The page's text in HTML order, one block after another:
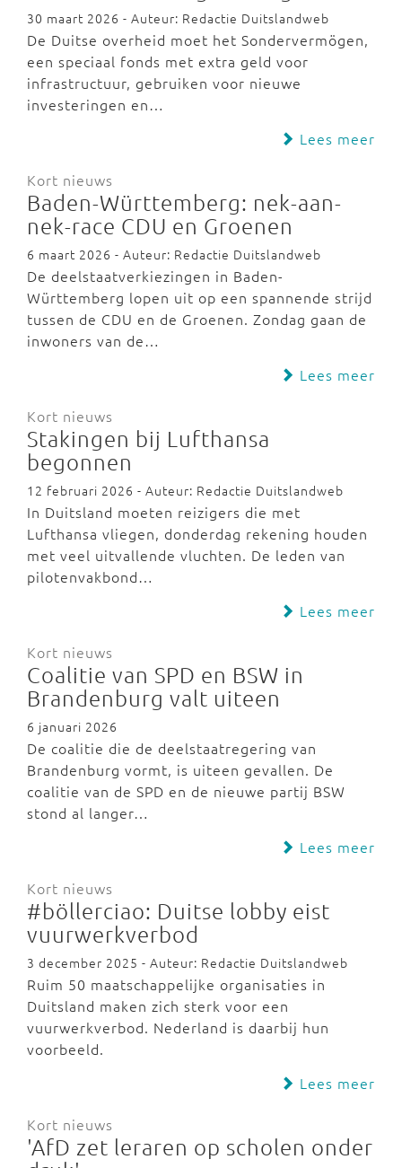
30 maart 2026 - Auteur: Redactie Duitslandweb
De Duitse overheid moet het Sondervermögen,
een speciaal fonds met extra geld voor
infrastructuur, gebruiken voor nieuwe
investeringen en…
Lees meer
Kort nieuws
Baden-Württemberg: nek-aan-
nek-race CDU en Groenen
6 maart 2026 - Auteur: Redactie Duitslandweb
De deelstaatverkiezingen in Baden-
Württemberg lopen uit op een spannende strijd
tussen de CDU en de Groenen. Zondag gaan de
inwoners van de…
Lees meer
Kort nieuws
Stakingen bij Lufthansa
begonnen
12 februari 2026 - Auteur: Redactie Duitslandweb
In Duitsland moeten reizigers die met
Lufthansa vliegen, donderdag rekening houden
met veel uitvallende vluchten. De leden van
pilotenvakbond…
Lees meer
Kort nieuws
Coalitie van SPD en BSW in
Brandenburg valt uiteen
6 januari 2026
De coalitie die de deelstaatregering van
Brandenburg vormt, is uiteen gevallen. De
coalitie van de SPD en de nieuwe partij BSW
stond al langer…
Lees meer
Kort nieuws
#böllerciao: Duitse lobby eist
vuurwerkverbod
3 december 2025 - Auteur: Redactie Duitslandweb
Ruim 50 maatschappelijke organisaties in
Duitsland maken zich sterk voor een
vuurwerkverbod. Nederland is daarbij hun
voorbeeld.
Lees meer
Kort nieuws
'AfD zet leraren op scholen onder